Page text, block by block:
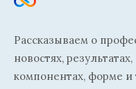
Рассказываем о
новостях,
компонентах, форме